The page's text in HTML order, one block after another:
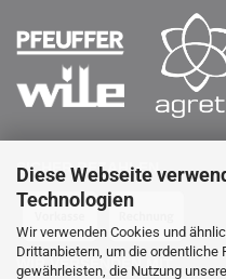
Diese Webseite
Technologien
Wir verwenden Cookies und
Drittanbietern, um die
gewährleisten, die Nutzung
SICHER BEZAHLEN
WIR VERSENDEN MIT